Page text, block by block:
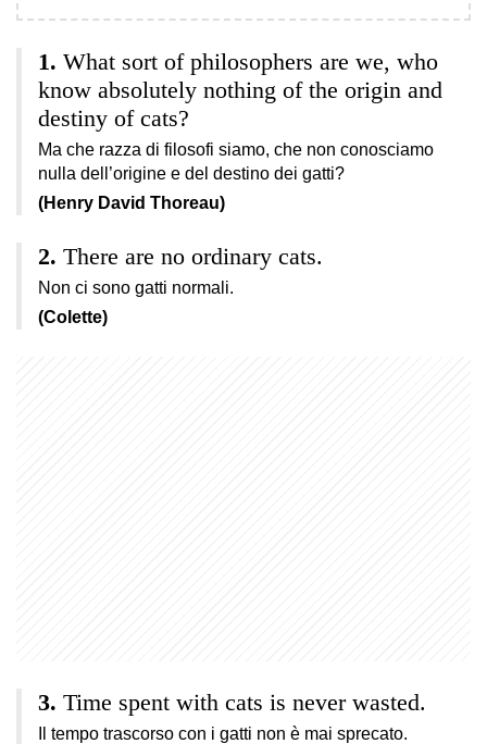
What sort of philosophers are we, who
know absolutely nothing of the origin and
destiny of cats?
Ma che razza di filosofi siamo, che non conosciamo
nulla dell’origine e del destino dei gatti?
(Henry David Thoreau)
There are no ordinary cats.
Non ci sono gatti normali.
(Colette)
Time spent with cats is never wasted.
Il tempo trascorso con i gatti non è mai sprecato.